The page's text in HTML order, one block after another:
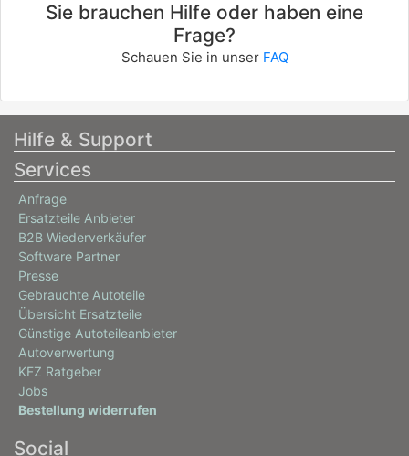
X5 (F15, F85)
xDrive 40 d
230 / 313
Sie brauchen Hilfe oder haben eine
Frage?
Schauen Sie in unser FAQ
Hilfe & Support
Services
Anfrage
Ersatzteile Anbieter
B2B Wiederverkäufer
Software Partner
Presse
Gebrauchte Autoteile
Übersicht Ersatzteile
Günstige Autoteileanbieter
Autoverwertung
KFZ Ratgeber
Jobs
Bestellung widerrufen
Social